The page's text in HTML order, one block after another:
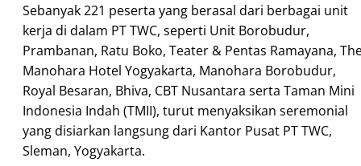
Sebanyak 221 peserta yang berasal dari berbagai unit
kerja di dalam PT TWC, seperti Unit Borobudur,
Prambanan, Ratu Boko, Teater & Pentas Ramayana,
Manohara Hotel Yogyakarta, Manohara Borobudur,
Royal Besaran, Bhiva, CBT Nusantara serta Taman Mini
Indonesia Indah (TMII), turut menyaksikan seremonial
yang disiarkan langsung dari Kantor Pusat PT TWC,
Sleman, Yogyakarta.